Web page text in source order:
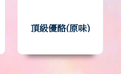
頂級優酪(原味)